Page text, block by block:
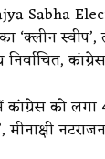
Sabha
‘क्लीन स्वीप’,
निर्वाचित,
कांग्रेस को लगा
मीनाक्षी